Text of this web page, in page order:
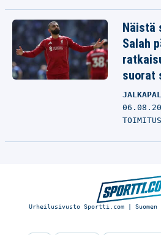
Näistä
Salah
suorat
TOIMITUS
Urheilusivusto Sportti.com |